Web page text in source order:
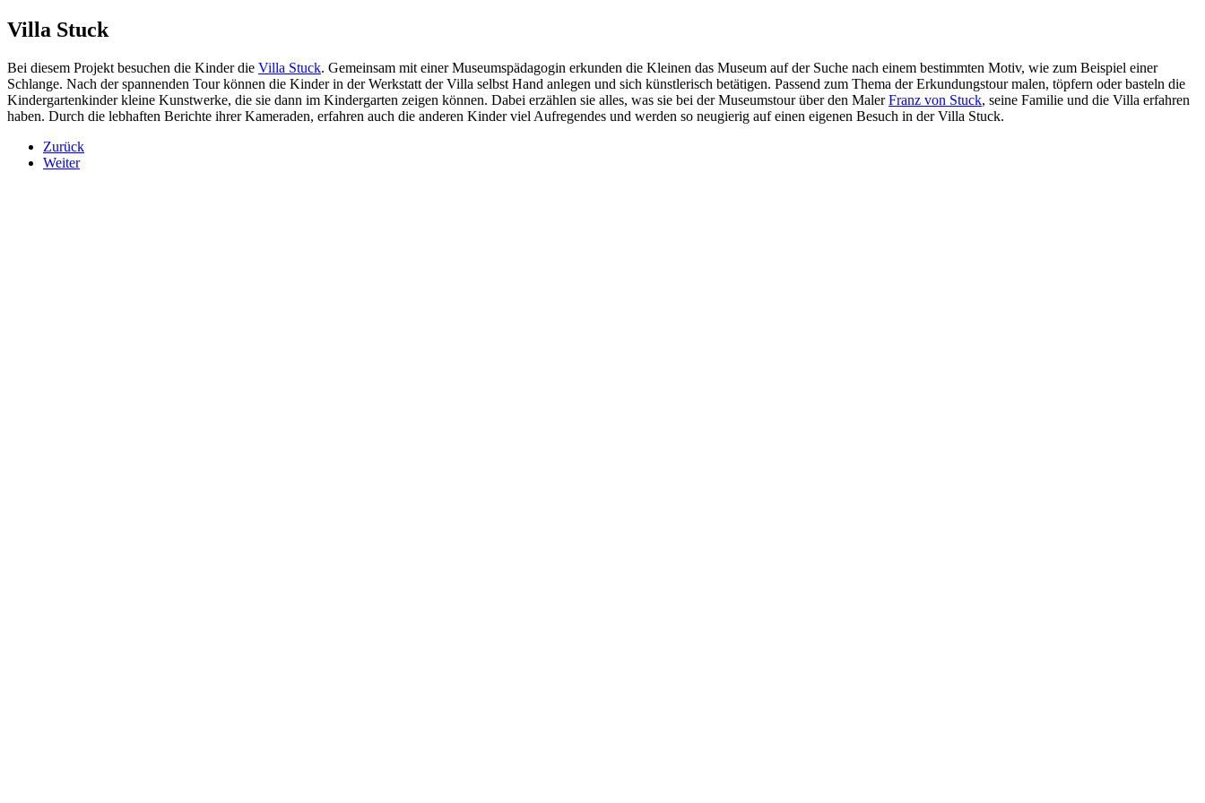
Villa Stuck
Bei diesem Projekt besuchen die Kinder die Villa Stuck. Gemeinsam mit einer Museumspädagogin erkunden die Kleinen das Museum auf der Suche nach einem bestimmten Motiv, wie zum Beispiel einer
Schlange. Nach der spannenden Tour können die Kinder in der Werkstatt der Villa selbst Hand anlegen und sich künstlerisch betätigen. Passend zum Thema der Erkundungstour malen, töpfern oder basteln die
Kindergartenkinder kleine Kunstwerke, die sie dann im Kindergarten zeigen können. Dabei erzählen sie alles, was sie bei der Museumstour über den MalerFranz von Stuck, seine Familie und die Villa erfahren
haben. Durch die lebhaften Berichte ihrer Kameraden, erfahren auch die anderen Kinder viel Aufregendes und werden so neugierig auf einen eigenen Besuch in der Villa Stuck.
Zurück
Weiter